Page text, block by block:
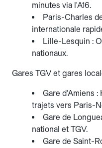
minutes via l'A16.
Paris-Charles
internationale
Lille-Lesquin :
nationaux.
Gares TGV et gares
Gare d'Amiens
trajets vers Paris-
Gare de
national et TGV.
Gare de Saint-